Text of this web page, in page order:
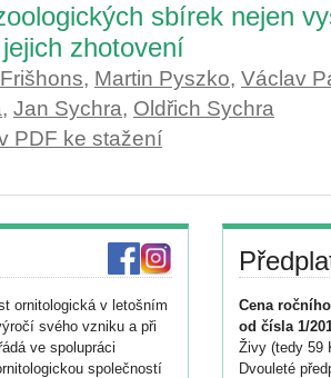
sbírek nejen
zhotovení
, Martin Pyszko, Václav
, Jan Sychra, Oldřich Sychra
PDF ke stažení
ornitologická v letošním
svého vzniku a při
ve spolupráci
společností
Cena
od čísla 1/
Živy (tedy 59
Dvouleté